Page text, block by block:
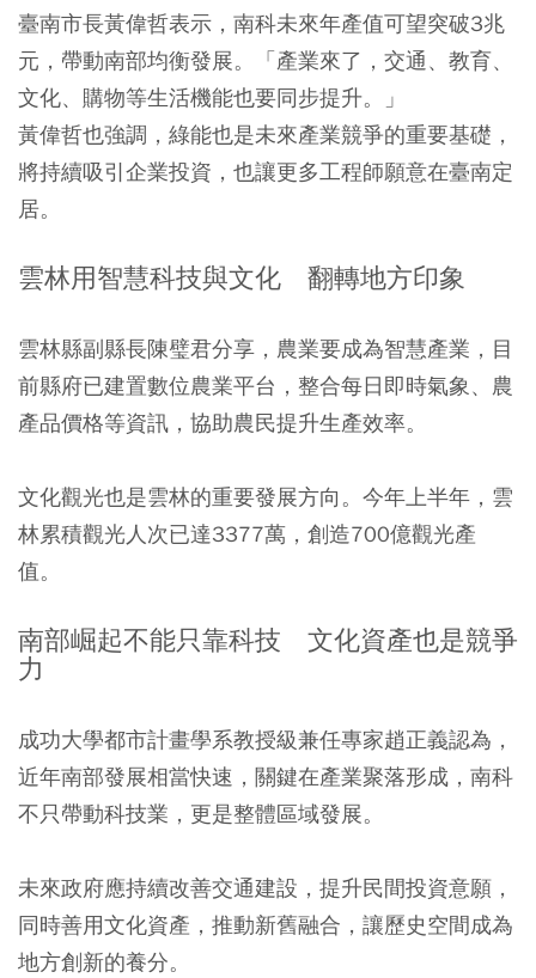
臺南市長黃偉哲表示，南科未來年產值可望突破3兆
元，帶動南部均衡發展。「產業來了，交通、教育、
文化、購物等生活機能也要同步提升。」
黃偉哲也強調，綠能也是未來產業競爭的重要基礎，
將持續吸引企業投資，也讓更多工程師願意在臺南定
居。
雲林用智慧科技與文化 翻轉地方印象
雲林縣副縣長陳璧君分享，農業要成為智慧產業，目
前縣府已建置數位農業平台，整合每日即時氣象、農
產品價格等資訊，協助農民提升生產效率。
文化觀光也是雲林的重要發展方向。今年上半年，雲
林累積觀光人次已達3377萬，創造700億觀光產
值。
南部崛起不能只靠科技 文化資產也是競爭
力
成功大學都市計畫學系教授級兼任專家趙正義認為，
近年南部發展相當快速，關鍵在產業聚落形成，南科
不只帶動科技業，更是整體區域發展。
未來政府應持續改善交通建設，提升民間投資意願，
同時善用文化資產，推動新舊融合，讓歷史空間成為
地方創新的養分。